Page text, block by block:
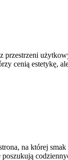
przestrzeni
cenią estetykę,
na której smak